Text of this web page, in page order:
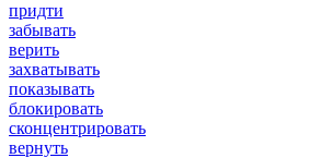
придти
забывать
верить
захватывать
показывать
блокировать
сконцентрировать
вернуть